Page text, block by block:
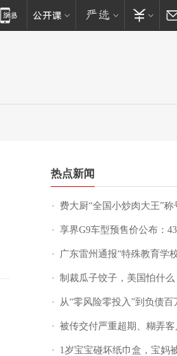
热点新闻
费大厨“全国小炒肉大王”称号，仅凭视频评
享界G9车型预售价公布：
广东雷州通报“特殊教育学校教师招聘存在违规行为”
制裁瓜子饺子，美国怕什么
从“零风险零投入”到负债百万：一个养牛项目崩盘后，谁
被传交付严重超期、糊弄客户，知名独角兽车企创始人回应：都没证据，将依法采取措施，“
1岁宝宝碰坏纸巾盒，宝妈被酒店要求赔付924元！三亚一酒店回